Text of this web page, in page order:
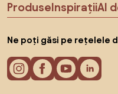
ProduseInspirațiiAI
Ne poți găsi pe rețelele